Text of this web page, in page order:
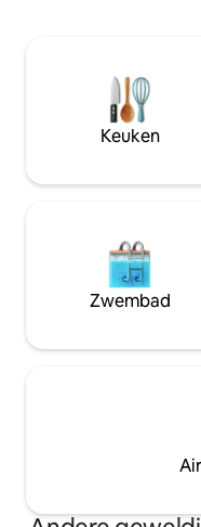
Kozlanská-strand (400
strand (800 m),
stoomboten. In de
toeristische plaatsen
kastelen en fietspaden.
Keuken
Zwembad